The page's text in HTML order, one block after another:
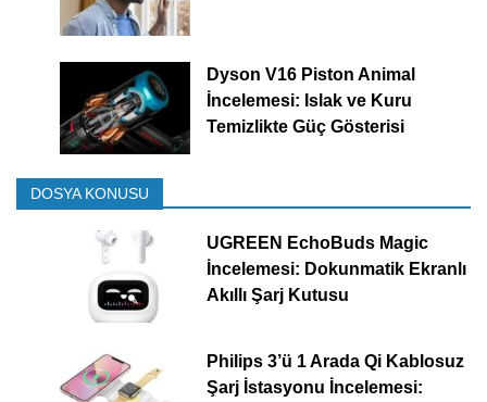
Dyson V16 Piston Animal
İncelemesi: Islak ve Kuru
Temizlikte Güç Gösterisi
DOSYA KONUSU
UGREEN EchoBuds Magic
İncelemesi: Dokunmatik Ekranlı
Akıllı Şarj Kutusu
Philips 3’ü 1 Arada Qi Kablosuz
Şarj İstasyonu İncelemesi: